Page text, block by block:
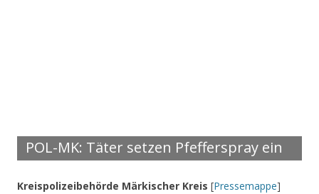
POL-MK: Täter setzen Pfefferspray ein
Kreispolizeibehörde Märkischer Kreis [Pressemappe]